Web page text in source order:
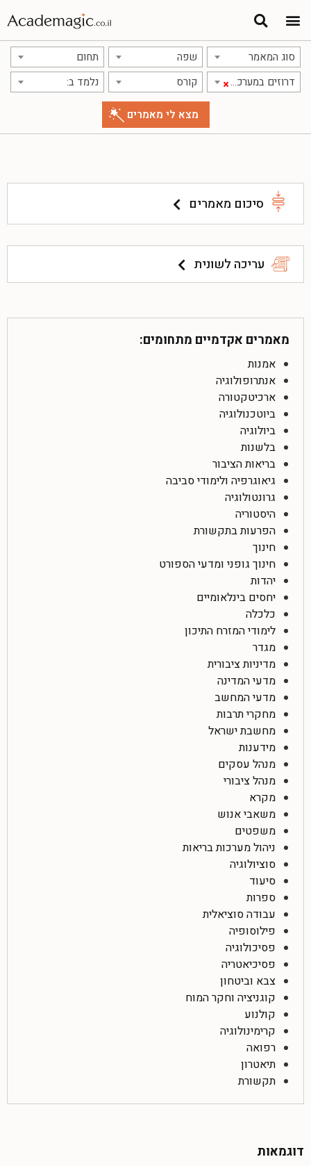
סוג המאמר שפה תחום
×דרוזים במערכת ההשכלה הגבוהה קורס נלמד ב:
סיכום מאמרים
עריכה לשונית
מאמרים אקדמיים מתחומים:
אמנות
אנתרופולוגיה
ארכיטקטורה
ביוטכנולוגיה
ביולוגיה
בלשנות
בריאות הציבור
גיאוגרפיה ולימודי סביבה
גרונטולוגיה
היסטוריה
הפרעות בתקשורת
חינוך
חינוך גופני ומדעי הספורט
יהדות
יחסים בינלאומיים
כלכלה
לימודי המזרח התיכון
מגדר
מדיניות ציבורית
מדעי המדינה
מדעי המחשב
מחקרי תרבות
מחשבת ישראל
מידענות
מנהל עסקים
מנהל ציבורי
מקרא
משאבי אנוש
משפטים
ניהול מערכות בריאות
סוציולוגיה
סיעוד
ספרות
עבודה סוציאלית
פילוסופיה
פסיכולוגיה
פסיכיאטריה
צבא וביטחון
קוגניציה וחקר המוח
קולנוע
קרימינולוגיה
רפואה
תיאטרון
תקשורת
דוגמאות